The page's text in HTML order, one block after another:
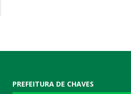
PREFEITURA DE CHAVES